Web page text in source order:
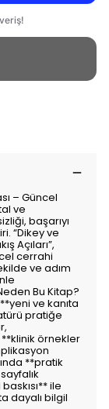
– Güncel
ve
başarıyı
“Dikey ve
Açıları”,
cerrahi
ve adım
Bu Kitap?
ve kanıta
pratiğe
örnekler
**pratik
ile
dayalı bilgil